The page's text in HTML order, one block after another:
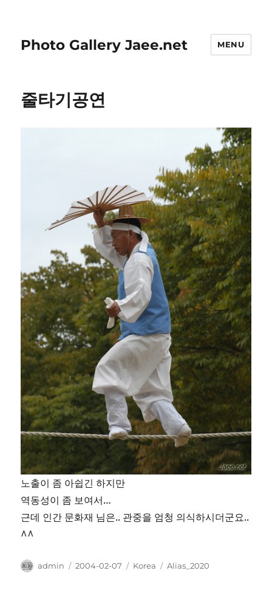
Photo Gallery Jaee.net MENU
줄타기공연
노출이 좀 아쉽긴 하지만
역동성이 좀 보여서…
근데 인간 문화재 님은.. 관중을 엄청 의식하시더군요..
^^
Author
admin
Posted
2004-02-07 Categories
Korea Tags
Alias_2020